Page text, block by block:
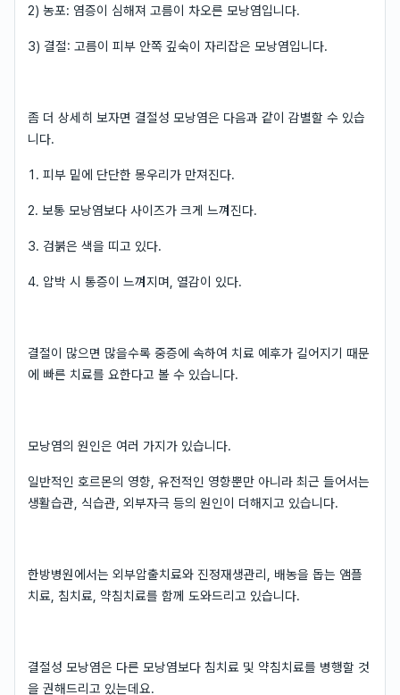
2) 농포: 염증이 심해져 고름이 차오른 모낭염입니다.
3) 결절: 고름이 피부 안쪽 깊숙이 자리잡은 모낭염입니다.
좀 더 상세히 보자면 결절성 모낭염은 다음과 같이 감별할 수 있습
니다.
1. 피부 밑에 단단한 몽우리가 만져진다.
2. 보통 모낭염보다 사이즈가 크게 느껴진다.
3. 검붉은 색을 띠고 있다.
4. 압박 시 통증이 느껴지며, 열감이 있다.
결절이 많으면 많을수록 중증에 속하여 치료 예후가 길어지기 때문
에 빠른 치료를 요한다고 볼 수 있습니다.
모낭염의 원인은 여러 가지가 있습니다.
일반적인 호르몬의 영향, 유전적인 영향뿐만 아니라 최근 들어서는
생활습관, 식습관, 외부자극 등의 원인이 더해지고 있습니다.
한방병원에서는 외부압출치료와 진정재생관리, 배농을 돕는 앰플
치료, 침치료, 약침치료를 함께 도와드리고 있습니다.
결절성 모낭염은 다른 모낭염보다 침치료 및 약침치료를 병행할 것
을 권해드리고 있는데요.